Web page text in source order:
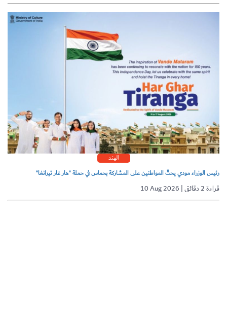
الهند
رئيس الوزراء مودي يحثّ المواطنين على المشاركة بحماس في حملة "هار غار تيرانغا"
10 Aug 2026 | قراءة 2 دقائق